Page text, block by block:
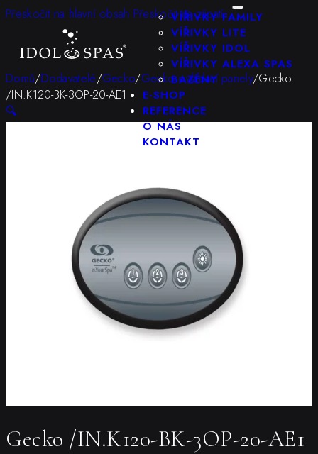
Přeskočit na hlavní obsah Přeskočit na zápatí
VÍŘIVKY FAMILY
VÍŘIVKY LITE
VÍŘIVKY IDOL
VÍŘIVKY ALEXA SPAS
BAZÉNY
E-SHOP
REFERENCE
O NÁS
KONTAKT
Domů/Dodavatelé/Gecko/Gecko ovládací panely/Gecko
/IN.K120-BK-3OP-20-AE1
🔍
Gecko /IN.K120-BK-3OP-20-AE1